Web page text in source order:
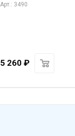
Арт.: 3490
5 260 ₽